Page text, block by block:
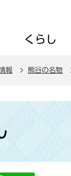
くらし
報 熊谷の名物